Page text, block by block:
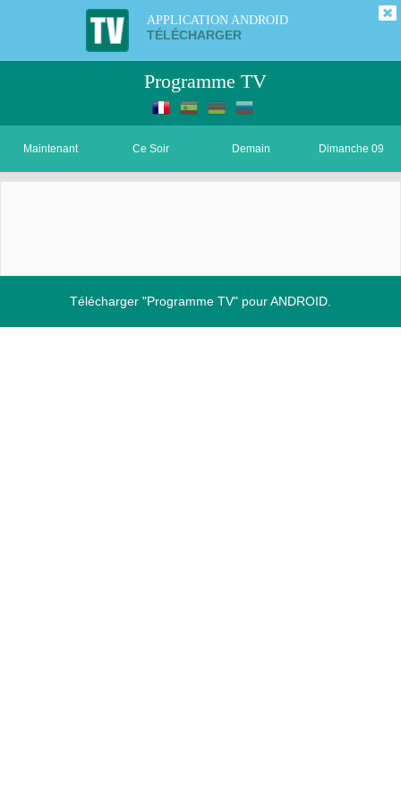
APPLICATION ANDROID
TÉLÉCHARGER
Programme TV
Maintenant Ce Soir Demain Dimanche 09
Télécharger "Programme TV" pour ANDROID.